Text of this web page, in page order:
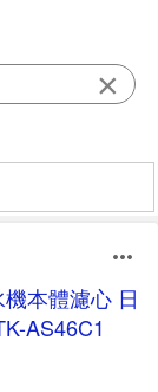
×
本體濾心 日
AS46C1